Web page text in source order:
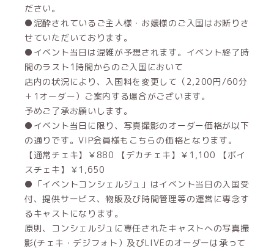
ださい。
●泥酔されているご主人様・お嬢様のご入国はお断りさ
せていただいております。
●イベント当日は混雑が予想されます。イベント終了時
間のラスト1時間からのご入国において
店内の状況により、入国料を変更して（2,200円/60分
＋1オーダー）ご案内する場合がございます。
予めご了承お願いします。
●イベント当日に限り、写真撮影のオーダー価格が以下
の通りです。VIP会員様もこちらの価格となります。
【通常チェキ】￥880 【デカチェキ】￥1,100 【ボイ
スチェキ】￥1,650
●「イベントコンシェルジュ」はイベント当日の入国受
付、提供サービス、物販及び時間管理等の運営に専念す
るキャストになります。
原則、コンシェルジュに専任されたキャストへの写真撮
影(チェキ・デジフォト）及びLIVEのオーダーは承って